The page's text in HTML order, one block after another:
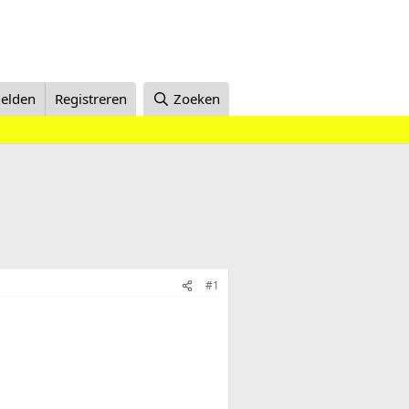
Registreren Zoeken
#1